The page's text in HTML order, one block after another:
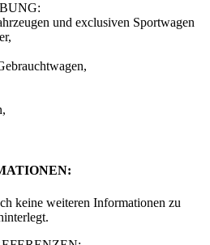
und exclusiven Sportwagen
keine weiteren Informationen zu